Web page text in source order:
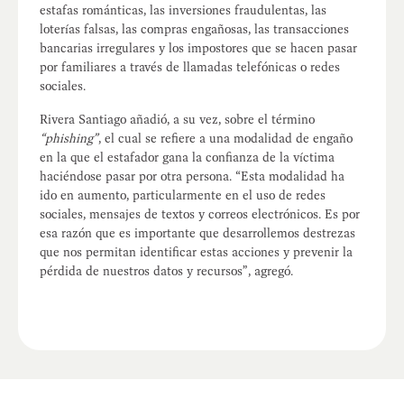
estafas románticas, las inversiones fraudulentas, las
loterías falsas, las compras engañosas, las transacciones
bancarias irregulares y los impostores que se hacen pasar
por familiares a través de llamadas telefónicas o redes
sociales.
Rivera Santiago añadió, a su vez, sobre el término
“phishing”, el cual se refiere a una modalidad de engaño
en la que el estafador gana la confianza de la víctima
haciéndose pasar por otra persona. “Esta modalidad ha
ido en aumento, particularmente en el uso de redes
sociales, mensajes de textos y correos electrónicos. Es por
esa razón que es importante que desarrollemos destrezas
que nos permitan identificar estas acciones y prevenir la
pérdida de nuestros datos y recursos”, agregó.